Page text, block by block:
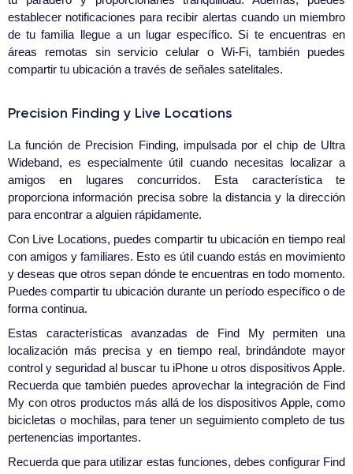
establecer notificaciones para recibir alertas cuando un miembro
de tu familia llegue a un lugar específico. Si te encuentras en
áreas remotas sin servicio celular o Wi-Fi, también puedes
compartir tu ubicación a través de señales satelitales.
Precision Finding y Live Locations
La función de Precision Finding, impulsada por el chip de Ultra
Wideband, es especialmente útil cuando necesitas localizar a
amigos en lugares concurridos. Esta característica te
proporciona información precisa sobre la distancia y la dirección
para encontrar a alguien rápidamente.
Con Live Locations, puedes compartir tu ubicación en tiempo real
con amigos y familiares. Esto es útil cuando estás en movimiento
y deseas que otros sepan dónde te encuentras en todo momento.
Puedes compartir tu ubicación durante un período específico o de
forma continua.
Estas características avanzadas de Find My permiten una
localización más precisa y en tiempo real, brindándote mayor
control y seguridad al buscar tu iPhone u otros dispositivos Apple.
Recuerda que también puedes aprovechar la integración de Find
My con otros productos más allá de los dispositivos Apple, como
bicicletas o mochilas, para tener un seguimiento completo de tus
pertenencias importantes.
Recuerda que para utilizar estas funciones, debes configurar Find